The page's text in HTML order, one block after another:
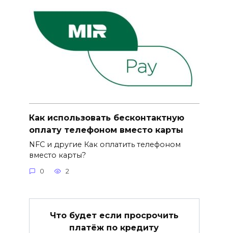
Как использовать бесконтактную
оплату телефоном вместо карты
NFC и другие Как оплатить телефоном
вместо карты?
0 2
Что будет если просрочить
платёж по кредиту